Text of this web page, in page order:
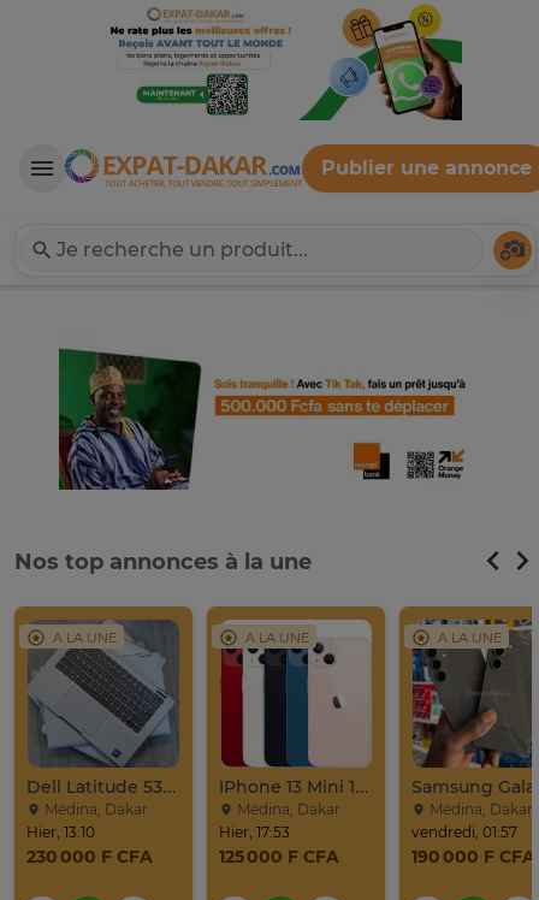
Expat-Dakar
Publier une annonce
Nos top annonces à la une
A LA UNE
Dell Latitude 5320 I7 11th 2in1 Yoga 512Go/32Go
Médina, Dakar
Hier, 13:10
230 000 F CFA
A LA UNE
IPhone 13 Mini 128Go
Médina, Dakar
Hier, 17:53
125 000 F CFA
A LA UNE
Médina, Dakar
vendredi, 01:57
190 000 F CFA